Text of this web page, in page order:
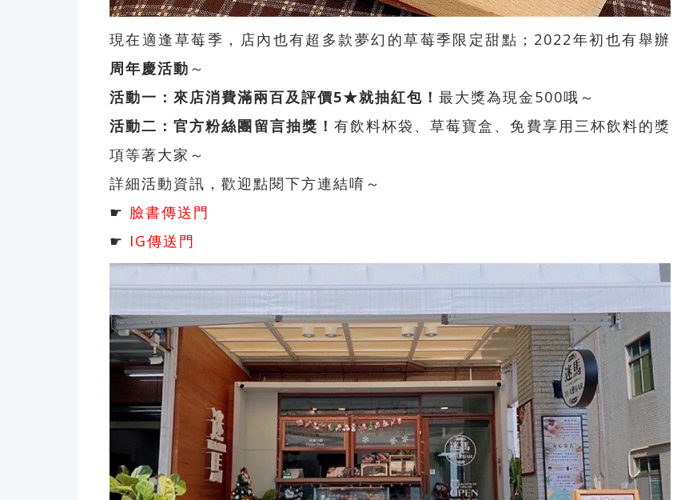
現在適逢草莓季，店內也有超多款夢幻的草莓季限定甜點；2022年初也有舉辦
周年慶活動 ～
活動一：來店消費滿兩百及評價5★就抽紅包！ 最大獎為現金500哦～
活動二：官方粉絲團留言抽獎！ 有飲料杯袋、草莓寶盒、免費享用三杯飲料的獎
項等著大家～
詳細活動資訊，歡迎點閱下方連結唷～
☛ 臉書傳送門
☛ IG傳送門